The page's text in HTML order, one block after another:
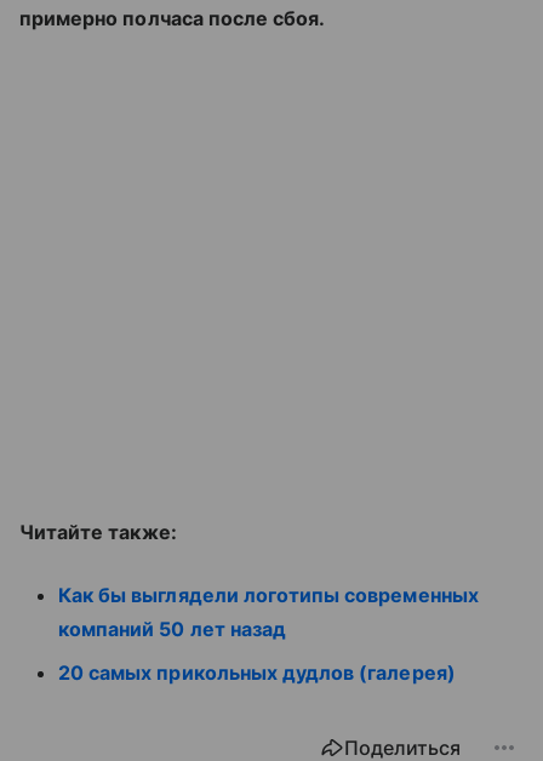
примерно полчаса после сбоя.
Читайте также:
Как бы выглядели логотипы современных
компаний 50 лет назад
20 самых прикольных дудлов (галерея)
Поделиться